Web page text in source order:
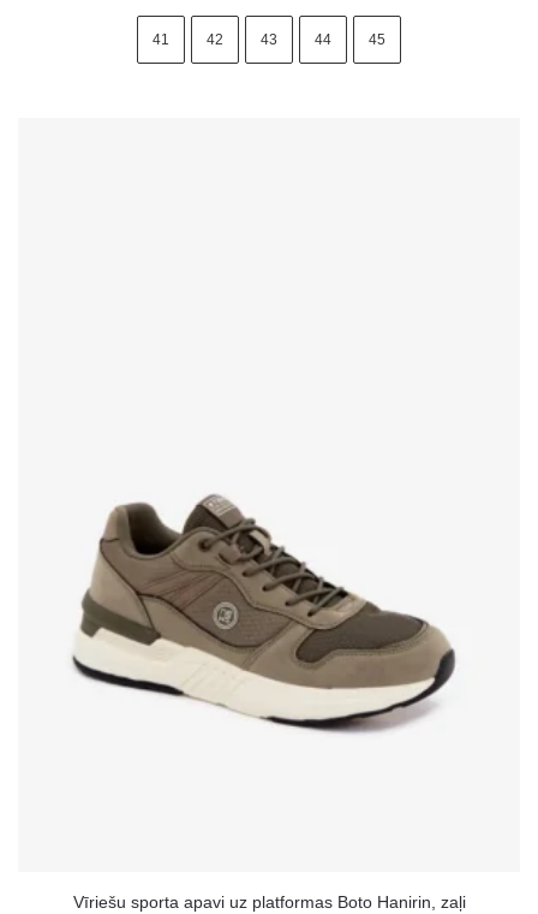
41 42 43 44 45
Vīriešu sporta apavi uz platformas Boto Hanirin, zaļi